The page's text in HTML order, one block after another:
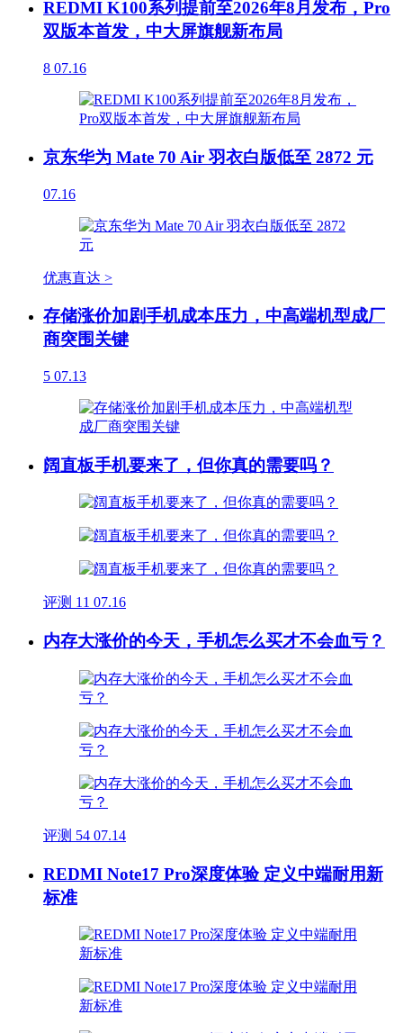
REDMI K100系列提前至2026年8月发布，Pro
双版本首发，中大屏旗舰新布局
8 07.16
京东华为 Mate 70 Air 羽衣白版低至 2872 元
07.16
优惠直达 >
存储涨价加剧手机成本压力，中高端机型成厂
商突围关键
5 07.13
阔直板手机要来了，但你真的需要吗？
评测 11 07.16
内存大涨价的今天，手机怎么买才不会血亏？
评测 54 07.14
REDMI Note17 Pro深度体验 定义中端耐用新
标准